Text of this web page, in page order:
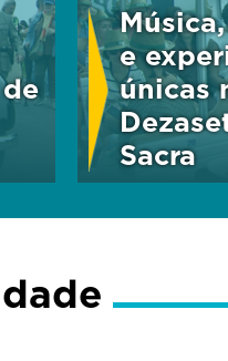
e
únicas
Sacra